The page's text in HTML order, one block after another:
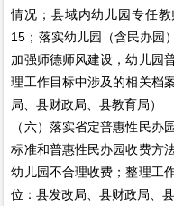
情况；县域内幼儿园专任
15；落实幼儿园（含民办园
加强师德师风建设，幼儿园
理工作目标中涉及的相关档
局、县财政局、县教育局）
（六）落实省定普惠性民办
标准和普惠性民办园收费方
幼儿园不合理收费；整理工
位：县发改局、县财政局、